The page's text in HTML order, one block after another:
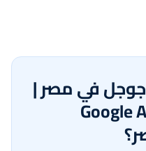
جوجل في مصر |
Google